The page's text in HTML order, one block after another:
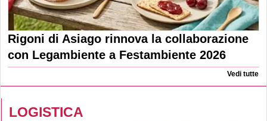
Rigoni di Asiago rinnova la collaborazione
con Legambiente a Festambiente 2026
Vedi tutte
LOGISTICA